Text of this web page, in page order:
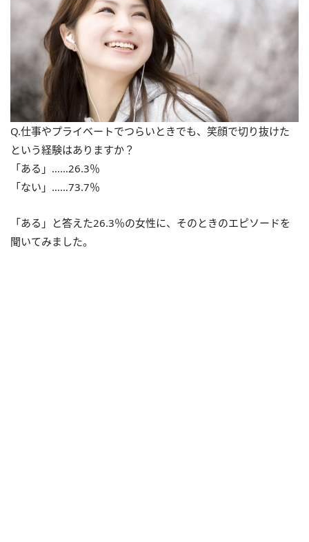
Q.仕事やプライベートでつらいときでも、笑顔で切り抜けた
という経験はありますか？
「ある」……26.3％
「ない」……73.7％
「ある」と答えた26.3％の女性に、そのときのエピソードを
聞いてみました。